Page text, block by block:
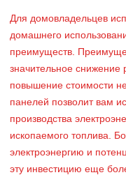
Для домовладельцев
домашнего
преимуществ.
значительное снижение
повышение стоимости
панелей позволит вам
производства
ископаемого топлива.
электроэнергию и
эту инвестицию еще